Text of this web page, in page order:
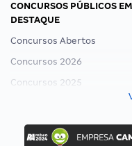
CONCURSOS PÚBLICOS EM
DESTAQUE
Concursos Abertos
Concursos 2026
Concursos 2025
Concurso Ibama